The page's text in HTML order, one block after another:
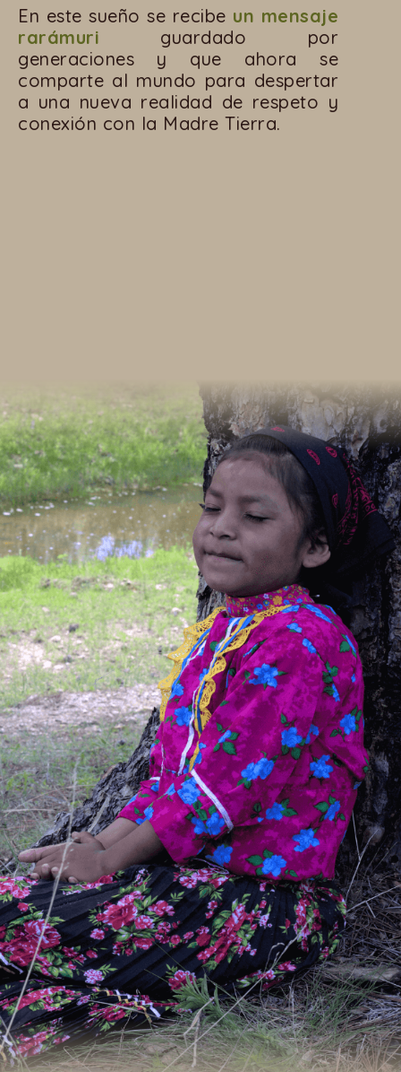
En este sueño se recibe un mensaje
rarámuri guardado por
generaciones y que ahora se
comparte al mundo para despertar
a una nueva realidad de respeto y
conexión con la Madre Tierra.